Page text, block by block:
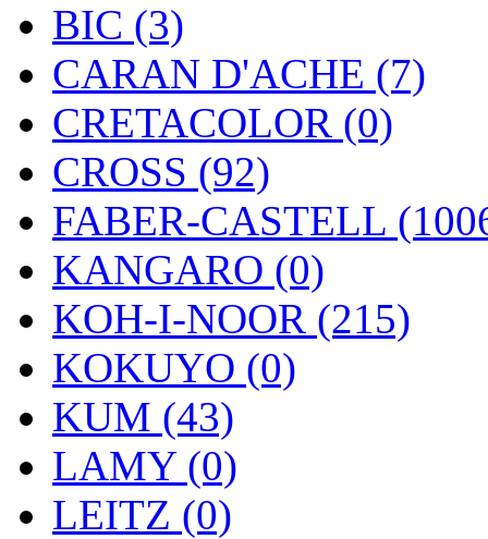
BIC (3)
CARAN D'ACHE (7)
CRETACOLOR (0)
CROSS (92)
FABER-CASTELL
KANGARO (0)
KOH-I-NOOR (215)
KOKUYO (0)
KUM (43)
LAMY (0)
LEITZ (0)